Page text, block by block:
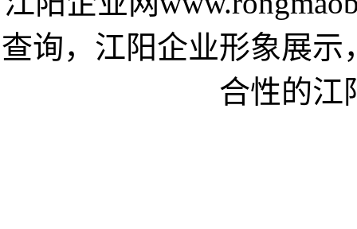
查询，江阳企业形象展
合性的江